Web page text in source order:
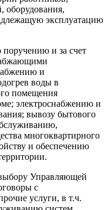
оборудования,
эксплуатацию
поручению и за счет
и
воды в
помещения
электроснабжению и
вывозу бытового
многоквартирного
и обеспечению
Управляющей
с
услуги, в т.ч.